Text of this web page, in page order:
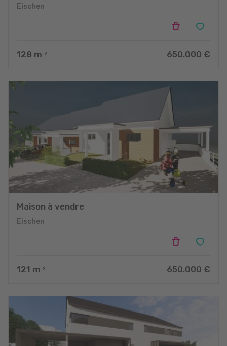
Eischen
128 m 2 650.000 €
Maison à vendre
Eischen
121 m 2 650.000 €